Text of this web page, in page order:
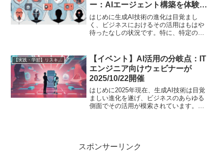
ー：AIエージェント構築を体験！
2025/10/10開催
はじめに生成AI技術の進化は目覚まし
く、ビジネスにおけるその活用はもはや
待ったなしの状況です。特に、特定の業
の課題であり、同時に大きな機会でもあ
ります。本記事では、本...
【実践・学習】リスキリング成功ガイド（スクール・講座比較）
【イベント】AI活用の分岐点：IT
エンジニア向けウェビナーが
2025/10/22開催
はじめに2025年現在、生成AI技術は目覚
ましい進化を遂げ、ビジネスのあらゆる
側面でその活用が模索されています。単
スポンサーリンク